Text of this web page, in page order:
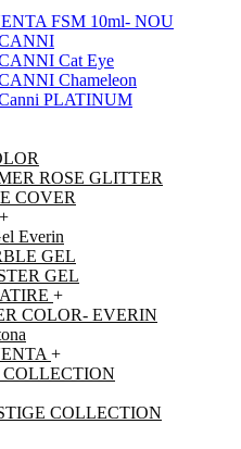
FSM 10ml- NOU
CANNI
Cat Eye
Chameleon
PLATINUM
ROSE GLITTER
COVER
+
Everin
GEL
GEL
+
COLOR- EVERIN
+
COLLECTION